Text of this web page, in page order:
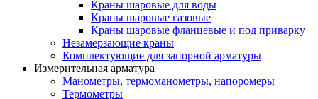
Краны шаровые для воды
Краны шаровые газовые
Краны шаровые фланцевые и под приварку
Незамерзающие краны
Комплектующие для запорной арматуры
Измерительная арматура
Манометры, термоманометры, напоромеры
Термометры